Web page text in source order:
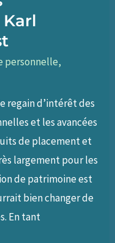
personnelle,
regain d’intérêt des
et les avancées
de placement et
largement pour les
de patrimoine est
bien changer de
En tant